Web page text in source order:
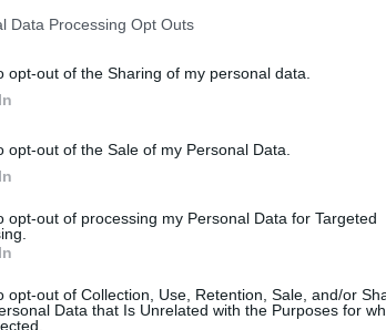
Data Processing Opt Outs
opt-out of the Sharing of my personal data.
opt-out of the Sale of my Personal Data.
opt-out of processing my Personal Data for Targeted
opt-out of Collection, Use, Retention, Sale, and/or
Data that Is Unrelated with the Purposes for
az utálatos baloldali
alacsony elvárások
lesznek olyanok, mint ők. Úgy
úgy véli, hogy a baloldal
és ők maguk pedig „gyűlölnek